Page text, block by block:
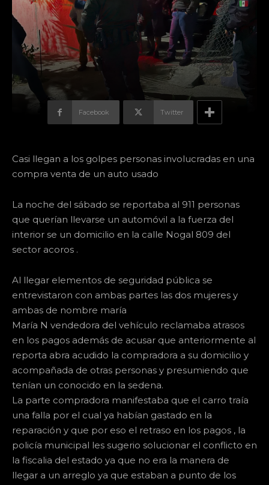
Facebook Twitter
Casi llegan a los golpes personas involucradas en una
compra venta de un auto usado
La noche del sábado se reportaba al 911 personas
que querían llevarse un automóvil a la fuerza del
interior se un domicilio en la calle Nogal 809 del
sector acoros .
Al llegar elementos de seguridad pública se
entrevistaron con ambas partes las dos mujeres y
ambas de nombre maría
María N vendedora del vehículo reclamaba atrasos
en los pagos además de acusar que anteriormente al
reporta abra acudido la compradora a su domicilio y
acompañada de otras personas y presumiendo que
tenían un conocido en la sedena.
La parte compradora manifestaba que el carro traía
una falla por el cual ya habían gastado en la
reparación y que por eso el retraso en los pagos , la
policía municipal les sugerio solucionar el conflicto en
la fiscalia del estado ya que no era la manera de
llegar a un arreglo ya que estaban a punto de los